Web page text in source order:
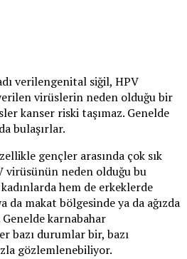
verilengenital siğil, HPV
virüslerin neden olduğu bir
kanser riski taşımaz. Genelde
bulaşırlar.
gençler arasında çok sık
virüsünün neden olduğu bu
hem de erkeklerde
da makat bölgesinde ya da ağızda
karnabahar
bazı durumlar bir, bazı
gözlemlenebiliyor.